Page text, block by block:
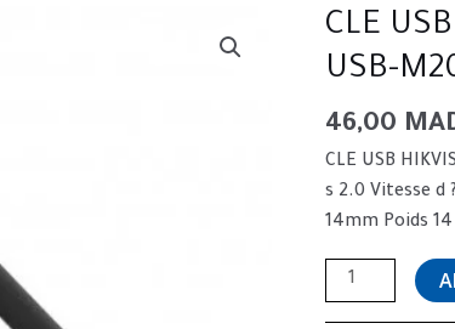
CLE
USB-
46,00
CLE USB
s 2.0 Vitesse d
14mm Poids 14
CLE
USB
HIKVISION
32GB
2.0
HS-
USB-
M200S/32G